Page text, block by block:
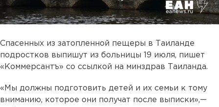
Спасенных из затопленной пещеры в Таиланде
подростков выпишут из больницы 19 июля, пишет
«Коммерсантъ» со ссылкой на минздрав Таиланда.
«Мы должны подготовить детей и их семьи к тому
вниманию, которое они получат после выписки»,—